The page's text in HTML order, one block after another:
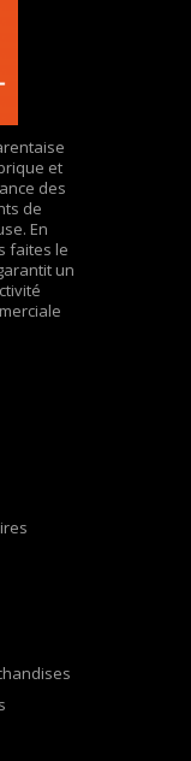
et
des
de
En
faites le
un